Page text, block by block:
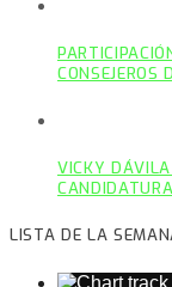
VICKY
LISTA DE LA